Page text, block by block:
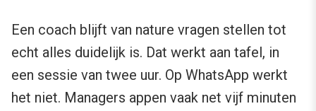
Een coach blijft van nature vragen stellen tot
echt alles duidelijk is. Dat werkt aan tafel, in
een sessie van twee uur. Op WhatsApp werkt
het niet. Managers appen vaak net vijf minuten